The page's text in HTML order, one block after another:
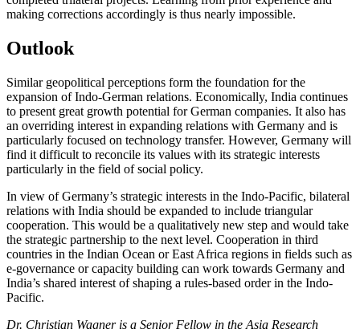
making corrections accordingly is thus nearly impossible.
Outlook
Similar geopolitical perceptions form the foundation for the
expansion of Indo-German relations. Economically, India continues
to present great growth poten­tial for German companies. It also has
an overrid­ing interest in expanding relations with Germany and is
particularly focused on technology transfer. However, Germany will
find it difficult to reconcile its values with its strategic interests
particularly in the field of social policy.
In view of Germany’s strategic interests in the Indo-Pacific, bilateral
relations with India should be expanded to include tri­an­gular
cooperation. This would be a qualita­tively new step and would take
the strategic partnership to the next level. Cooperation in third
countries in the Indian Ocean or East Africa regions in fields such as
e‑gov­ern­ance or capacity building can work towards Germany and
India’s shared interest of shap­ing a rules-based order in the Indo-
Pacific.
Dr. Christian Wagner is a Senior Fellow in the Asia Research